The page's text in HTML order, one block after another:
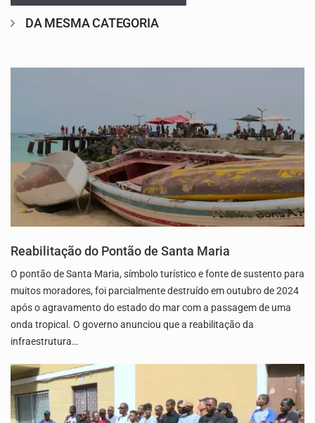
DA MESMA CATEGORIA
Reabilitação do Pontão de Santa Maria
O pontão de Santa Maria, símbolo turístico e fonte de sustento para
muitos moradores, foi parcialmente destruído em outubro de 2024
após o agravamento do estado do mar com a passagem de uma
onda tropical. O governo anunciou que a reabilitação da
infraestrutura…